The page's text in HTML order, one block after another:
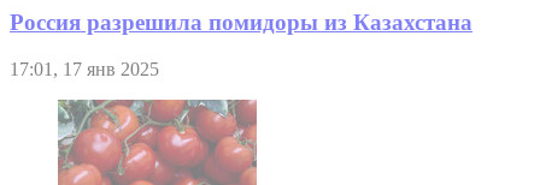
Россия разрешила помидоры из Казахстана
17:01, 17 янв 2025